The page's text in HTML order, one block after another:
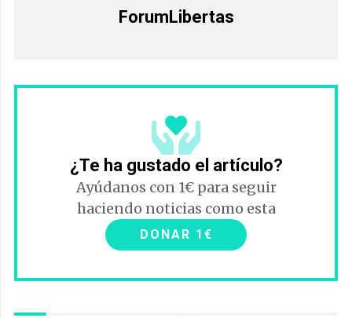
ForumLibertas
¿Te ha gustado el artículo?
Ayúdanos con 1€ para seguir
haciendo noticias como esta
DONAR 1€